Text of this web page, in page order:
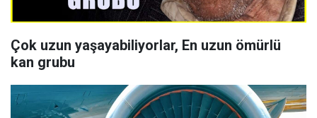
Çok uzun yaşayabiliyorlar, En uzun ömürlü
kan grubu